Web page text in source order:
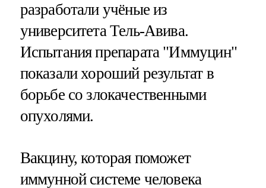
разработали учёные из
университета Тель-Авива.
Испытания препарата "Иммуцин"
показали хороший результат в
борьбе со злокачественными
опухолями.
Вакцину, которая поможет
иммунной системе человека